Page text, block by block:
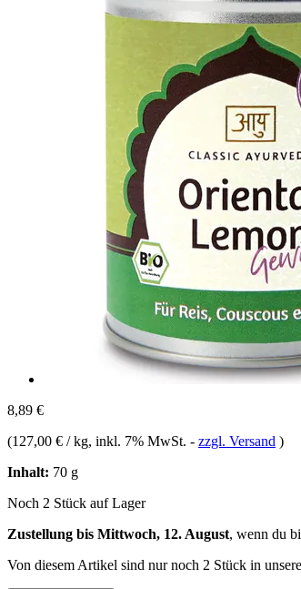
8,89 €
(127,00 € / kg, inkl. 7% MwSt. - zzgl. Versand )
Inhalt: 70 g
Noch 2 Stück auf Lager
Zustellung bis Mittwoch, 12. August, wenn du
Von diesem Artikel sind nur noch 2 Stück in